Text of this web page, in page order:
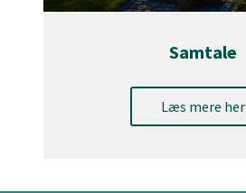
Samtale
Læs mere her